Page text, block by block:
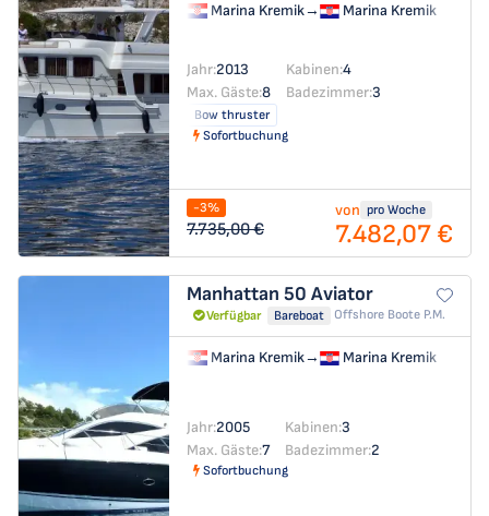
Marina Kremik→ Marina Kremik
Jahr:2013 Kabinen:4
Max. Gäste:8 Badezimmer:3
Bow thruster
Sofortbuchung
-3%
7.735,00 €
von pro Woche
7.482,07 €
Manhattan 50 Aviator
Verfügbar Bareboat Offshore Boote P.m.
Marina Kremik→ Marina Kremik
Jahr:2005 Kabinen:3
Max. Gäste:7 Badezimmer:2
Sofortbuchung